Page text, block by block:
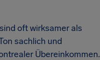
oft wirksamer als
sachlich und
Übereinkommen.